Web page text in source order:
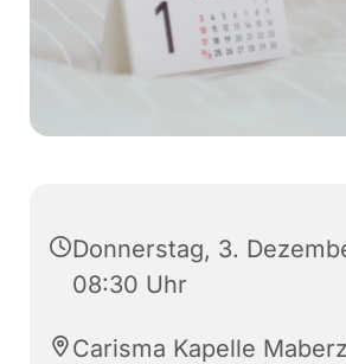
Donnerstag, 3.
08:30 Uhr
Carisma Kapelle